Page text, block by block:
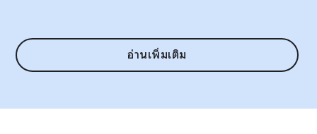
อ่านเพิ่มเติม